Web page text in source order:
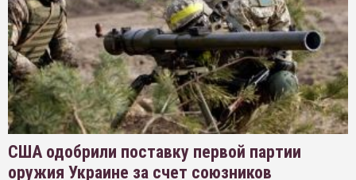
США одобрили поставку первой партии
оружия Украине за счет союзников